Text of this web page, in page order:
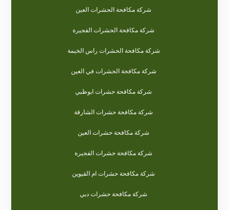
شركة مكافحة الحشرات العين
شركة مكافحة الحشرات الفجيرة
شركة مكافحة الحشرات راس الخيمة
شركة مكافحة الحشرات في العين
شركة مكافحة حشرات ابوظبي
شركة مكافحة حشرات الشارقة
شركة مكافحة حشرات العين
شركة مكافحة حشرات الفجيرة
شركة مكافحة حشرات ام القيوين
شركة مكافحة حشرات دبي